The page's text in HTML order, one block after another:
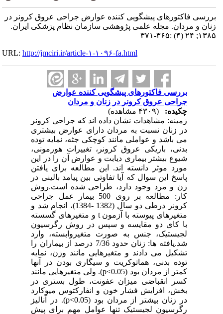
بررسی فاکتورهای پیشگویی کننده عوارض جراحی عروق کرونر در
زنان و مردان. مجله علمی پژوهشی سازمان نظام پزشکی ایران.
۱۳۸۵; ۲۴ (۴) :۳۶۵-۳۷۱
URL:http://jmciri.ir/article-۱-۱۰۹۶-fa.html
بررسی فاکتورهای پیشگویی کننده عوارض
جراحی عروق کرونر در زنان و مردان
چکیده:
زمینه: مشاهدات نشان داده اند که جراحی کرونر
در زنان نسبت به مردان دارای عوارض بیشتری
می باشد و عواملی مانند کوچکی جثه، نمایه توده
بدنی، باریکی عروق کرونر، تغییرات هورمونی،
شیوع بیشتر بیماری دیابت و عوارض آن را در این
مورد موثر دانسته اند. این مطالعه برای یافتن
پاسخ این سوال که آیا تفاوتی بین پیامد بالینی در
زن و مرد وجود دارد، طراحی شده است.روش
کار: مطالعه بر روی 500 بیمار عمل جراحی
کرونر درطی دو سال (1382 -1384)، انجام شد و
متغیرهای پیوسته با آزمون t و متغیرهای گسسته
با کای دو مقایسه و سپس در روش رگرسیون
لجیستیک، جنس به صورت متغیروابسته، وارد
شد.یافته ها: زنان حدود 7/36 درصد از بیماران را
تشکیل می دادند و متغیرهایی مانند وزن، نمایه
توده بدنی، هماتوکریت و سیگاری بودن در آنها
کمتر از مردان بود (p<0.05). ولی متغیرهایی مانند
کسر انقباضی میزان عفونت، طول بستری در
بخش، افزایش فشار خون و انفارکتوس میوکارد
در زنان بیشتر از مردان بود (p<0.05). در آنالیز
رگرسیون لجیستیک تنها عوامل مهم برای پیش